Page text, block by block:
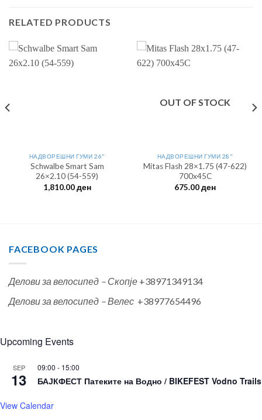
RELATED PRODUCTS
НАДВОРЕШНИ ГУМИ 26"
Schwalbe Smart Sam
26×2.10 (54-559)
1,810.00ден
OUT OF STOCK
НАДВОРЕШНИ ГУМИ 28"
Mitas Flash 28×1.75 (47-622)
700x45C
675.00ден
FACEBOOK PAGES
Делови за велосипед – Скопје +38971349134
Делови за велосипед – Велес +38977654496
Upcoming Events
SEP
13
09:00 - 15:00
БАЈКФЕСТ Патеките на Водно / BIKEFEST Vodno Trails
View Calendar